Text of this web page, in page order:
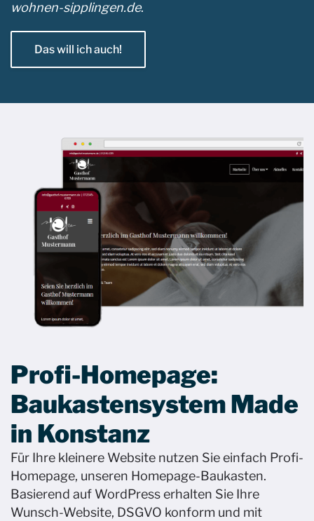
wohnen-sipplingen.de. ​
Das will ich auch!
Profi-Homepage:
Baukastensystem Made
in Konstanz ​
Für Ihre kleinere Website nutzen Sie einfach Profi-
Homepage, unseren Homepage-Baukasten.
Basierend auf WordPress erhalten Sie Ihre
Wunsch-Website, DSGVO konform und mit